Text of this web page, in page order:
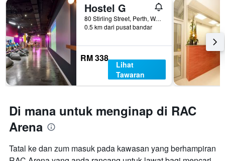
Hostel G
80 Stirling Street, Perth, WA, Australia
0.5 km dari pusat bandar
RM 338
Lihat
Tawaran
Di mana untuk menginap di RAC
Arena
Tatal ke dan zum masuk pada kawasan yang berhampiran